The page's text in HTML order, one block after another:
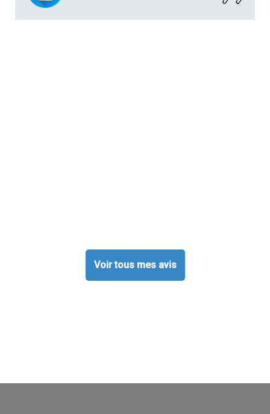
Voir tous mes avis